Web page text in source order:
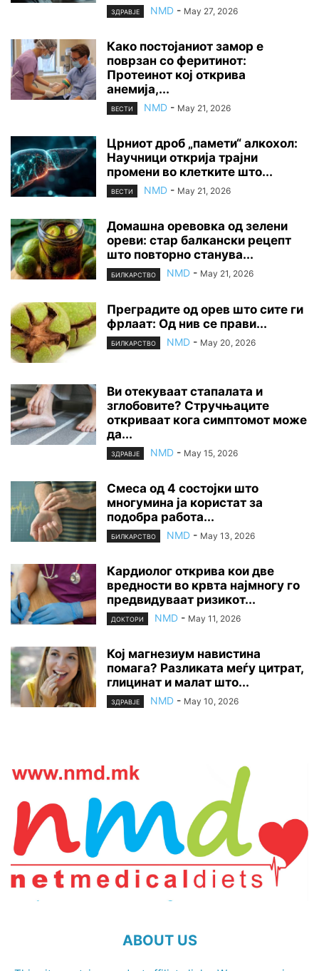
ЗДРАВЈЕ NMD - May 27, 2026
Како постојаниот замор е
поврзан со феритинот:
Протеинот кој открива
анемија,...
ВЕСТИ NMD - May 21, 2026
Црниот дроб „памети“ алкохол:
Научници открија трајни
промени во клетките што...
ВЕСТИ NMD - May 21, 2026
Домашна оревовка од зелени
ореви: стар балкански рецепт
што повторно станува...
БИЛКАРСТВО NMD - May 21, 2026
Преградите од орев што сите ги
фрлаат: Од нив се прави...
БИЛКАРСТВО NMD - May 20, 2026
Ви отекуваат стапалата и
зглобовите? Стручњаците
откриваат кога симптомот може
да...
ЗДРАВЈЕ NMD - May 15, 2026
Смеса од 4 состојки што
многумина ја користат за
подобра работа...
БИЛКАРСТВО NMD - May 13, 2026
Кардиолог открива кои две
вредности во крвта најмногу го
предвидуваат ризикот...
ДОКТОРИ NMD - May 11, 2026
Кој магнезиум навистина
помага? Разликата меѓу цитрат,
глицинат и малат што...
ЗДРАВЈЕ NMD - May 10, 2026
ABOUT US